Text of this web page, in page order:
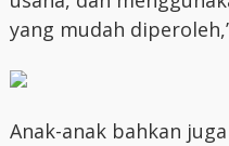
yang mudah
Anak-anak bahkan